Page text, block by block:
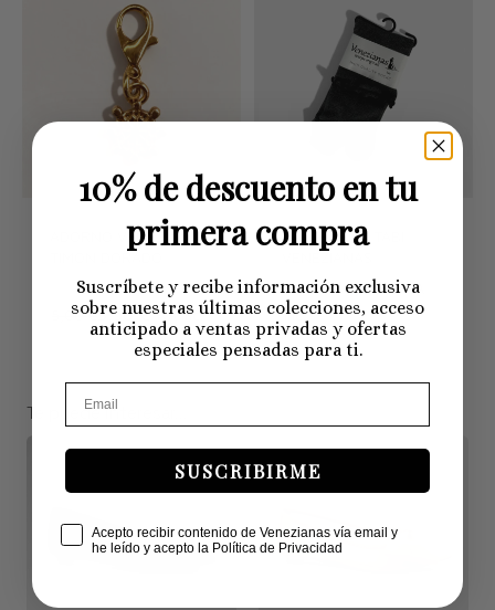
ADORNO VENEZIANAS
TIMÓN DORADO
5,00 €3,50 € IVA Inc.
CALCETINES TABI
VENEZIANAS
15,00 €10,50 € IVA
Inc.
Te puede interesar...
10% de descuento en tu
primera compra
Suscríbete y recibe información exclusiva
sobre nuestras últimas colecciones, acceso
anticipado a ventas privadas y ofertas
especiales pensadas para ti.
SUSCRIBIRME
Check Box
Acepto recibir contenido de Venezianas vía email y
he leído y acepto la Política de Privacidad